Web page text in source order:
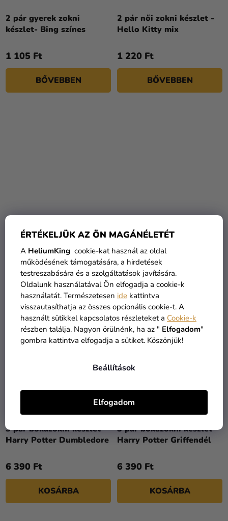
ÉRTÉKELJÜK AZ ÖN MAGÁNÉLETÉT
A HeliumKing cookie-kat használ az oldal
működésének támogatására, a hirdetések
testreszabására és a szolgáltatások javítására.
Oldalunk használatával Ön elfogadja a cookie-k
használatát. Természetesen ide kattintva
visszautasíthatja az összes opcionális cookie-t. A
használt sütikkel kapcsolatos részleteket a Cookie-k
részben találja. Nagyon örülnénk, ha az " Elfogadom"
gombra kattintva elfogadja a sütiket. Köszönjük!
Beállítások
Elfogadom
2 pár gyerek zokni
készlet- Bing színes
1 105 Ft
BŐVEBBEN
2 pár női zokni készlet -
Hello Kitty mix
1 220 Ft
BŐVEBBEN
NASA vegyes
1 300 Ft
BŐVEBBEN
Wonder Woman DC
Comics
1 190 Ft
BŐVEBBEN
3 pár bokazokni készlet -
Harry Potter Dumbledore
6 390 Ft
KOSÁRBA
3 pár bokazokni készlet -
Harry Potter Griffendél
6 390 Ft
KOSÁRBA